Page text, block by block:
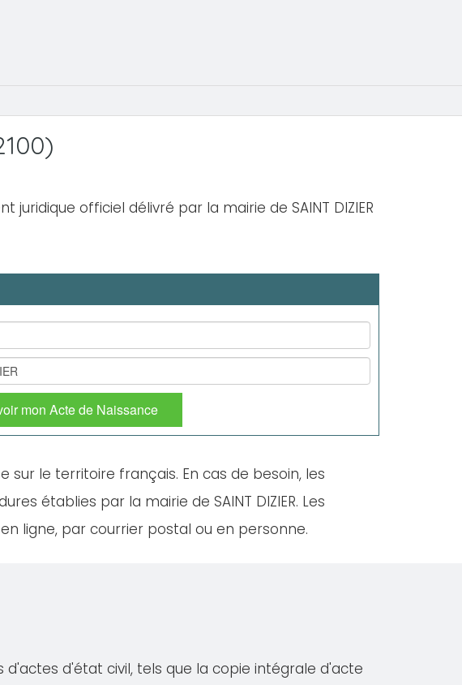
juridique officiel délivré par la mairie de SAINT DIZIER
mon Acte de Naissance
sur le territoire français. En cas de besoin, les
établies par la mairie de SAINT DIZIER. Les
ligne, par courrier postal ou en personne.
d'actes d'état civil, tels que la copie intégrale d'acte